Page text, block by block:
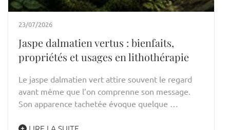
23/07/2026
Jaspe dalmatien vertus : bienfaits,
propriétés et usages en lithothérapie
Le jaspe dalmatien vert attire souvent le regard
avant même que l’on comprenne son message.
Son apparence tachetée évoque quelque …